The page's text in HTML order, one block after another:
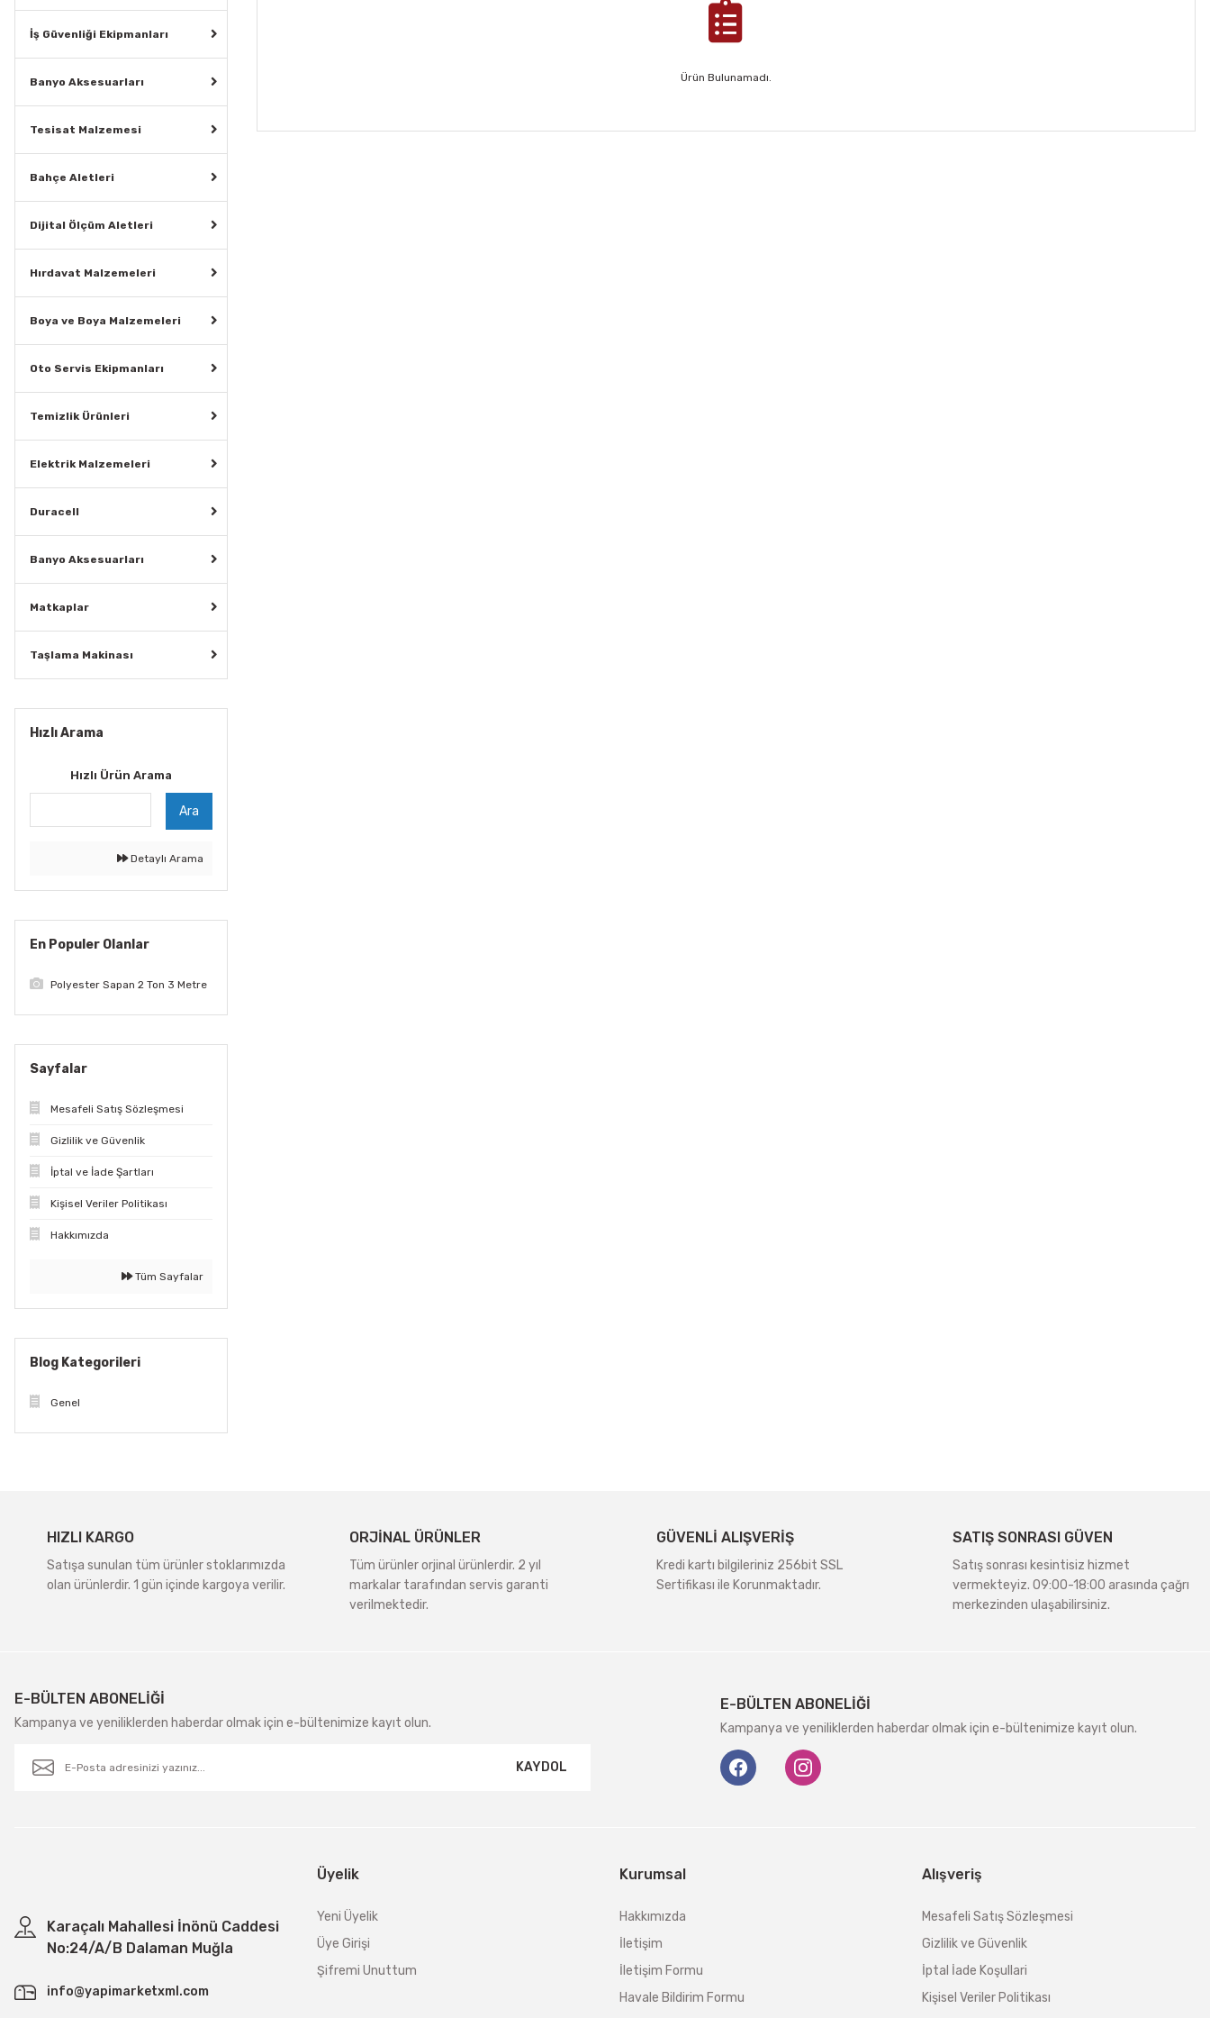
İş Güvenliği Ekipmanları
Banyo Aksesuarları
Tesisat Malzemesi
Bahçe Aletleri
Dijital Ölçüm Aletleri
Hırdavat Malzemeleri
Boya ve Boya Malzemeleri
Oto Servis Ekipmanları
Temizlik Ürünleri
Elektrik Malzemeleri
Duracell
Banyo Aksesuarları
Matkaplar
Taşlama Makinası
Hızlı Arama
Hızlı Ürün Arama
Ara
Detaylı Arama
En Populer Olanlar
Polyester Sapan 2 Ton 3 Metre
Sayfalar
Mesafeli Satış Sözleşmesi
Gizlilik ve Güvenlik
İptal ve İade Şartları
Kişisel Veriler Politikası
Hakkımızda
Tüm Sayfalar
Blog Kategorileri
Genel
Ürün Bulunamadı.
HIZLI KARGO
Satışa sunulan tüm ürünler stoklarımızda
olan ürünlerdir. 1 gün içinde kargoya verilir.
ORJİNAL ÜRÜNLER
Tüm ürünler orjinal ürünlerdir. 2 yıl
markalar tarafından servis garanti
verilmektedir.
GÜVENLİ ALIŞVERİŞ
Kredi kartı bilgileriniz 256bit SSL
Sertifikası ile Korunmaktadır.
SATIŞ SONRASI GÜVEN
Satış sonrası kesintisiz hizmet
vermekteyiz. 09:00-18:00 arasında çağrı
merkezinden ulaşabilirsiniz.
E-BÜLTEN ABONELİĞİ
Kampanya ve yeniliklerden haberdar olmak için e-bültenimize kayıt olun.
KAYDOL
E-BÜLTEN ABONELİĞİ
Kampanya ve yeniliklerden haberdar olmak için e-bültenimize kayıt olun.
Karaçalı Mahallesi İnönü Caddesi
No:24/A/B Dalaman Muğla
info@yapimarketxml.com
Üyelik
Yeni Üyelik
Üye Girişi
Şifremi Unuttum
Kurumsal
Hakkımızda
İletişim
İletişim Formu
Havale Bildirim Formu
Alışveriş
Mesafeli Satış Sözleşmesi
Gizlilik ve Güvenlik
İptal İade Koşullari
Kişisel Veriler Politikası